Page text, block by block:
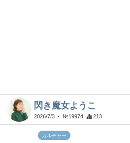
閃き魔女ようこ
2026/7/3 - №19974 213
カルチャー